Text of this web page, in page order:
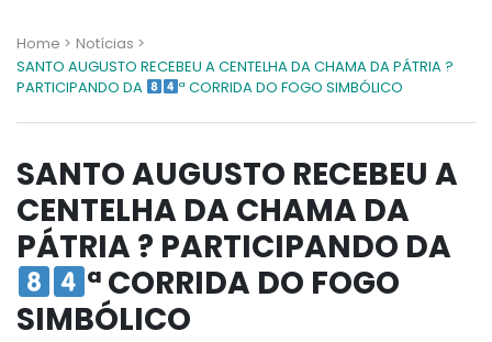
Home > Notícias >
SANTO AUGUSTO RECEBEU A CENTELHA DA CHAMA DA PÁTRIA ?
PARTICIPANDO DA
ª CORRIDA DO FOGO SIMBÓLICO
SANTO AUGUSTO RECEBEU A
CENTELHA DA CHAMA DA
PÁTRIA ? PARTICIPANDO DA
ª CORRIDA DO FOGO
SIMBÓLICO